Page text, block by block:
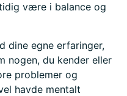
være i balance og
dine egne erfaringer,
nogen, du kender eller
problemer og
havde mentalt